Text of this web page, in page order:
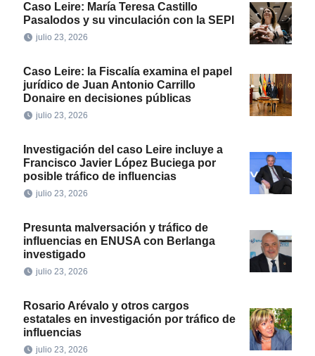
Caso Leire: María Teresa Castillo
Pasalodos y su vinculación con la SEPI
julio 23, 2026
Caso Leire: la Fiscalía examina el papel
jurídico de Juan Antonio Carrillo
Donaire en decisiones públicas
julio 23, 2026
Investigación del caso Leire incluye a
Francisco Javier López Buciega por
posible tráfico de influencias
julio 23, 2026
Presunta malversación y tráfico de
influencias en ENUSA con Berlanga
investigado
julio 23, 2026
Rosario Arévalo y otros cargos
estatales en investigación por tráfico de
influencias
julio 23, 2026